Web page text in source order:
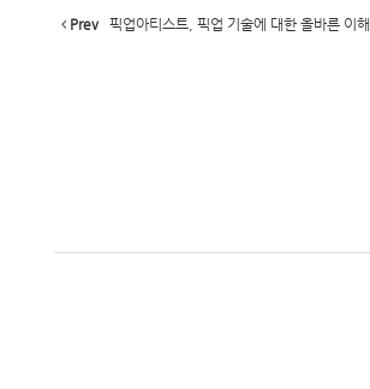
Prev 픽업아티스트, 픽업 기술에 대한 올바른 이해